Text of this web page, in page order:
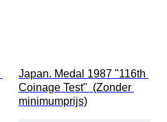
Japan. Medal 1987 "116th
Coinage Test"  (Zonder
minimumprijs)